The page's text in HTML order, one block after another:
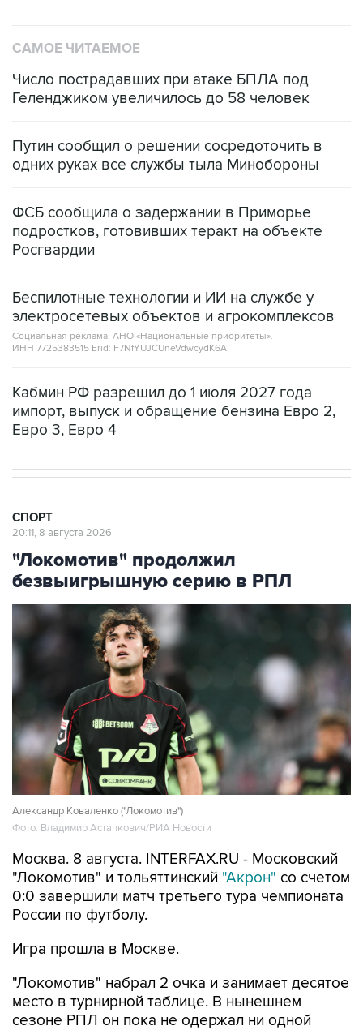
САМОЕ ЧИТАЕМОЕ
Число пострадавших при атаке БПЛА под
Геленджиком увеличилось до 58 человек
Путин сообщил о решении сосредоточить в
одних руках все службы тыла Минобороны
ФСБ сообщила о задержании в Приморье
подростков, готовивших теракт на объекте
Росгвардии
Беспилотные технологии и ИИ на службе у
электросетевых объектов и агрокомплексов
Социальная реклама, АНО «Национальные приоритеты».
ИНН 7725383515 Erid: F7NfYUJCUneVdwcydK6A
Кабмин РФ разрешил до 1 июля 2027 года
импорт, выпуск и обращение бензина Евро 2,
Евро 3, Евро 4
СПОРТ
20:11, 8 августа 2026
"Локомотив" продолжил
безвыигрышную серию в РПЛ
Александр Коваленко ("Локомотив")
Фото: Владимир Астапкович/РИА Новости
Москва. 8 августа. INTERFAX.RU - Московский
"Локомотив" и тольяттинский "Акрон" со счетом
0:0 завершили матч третьего тура чемпионата
России по футболу.
Игра прошла в Москве.
"Локомотив" набрал 2 очка и занимает десятое
место в турнирной таблице. В нынешнем
сезоне РПЛ он пока не одержал ни одной